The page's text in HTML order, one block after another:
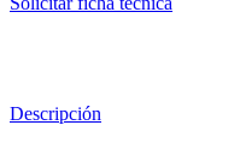
Descripción